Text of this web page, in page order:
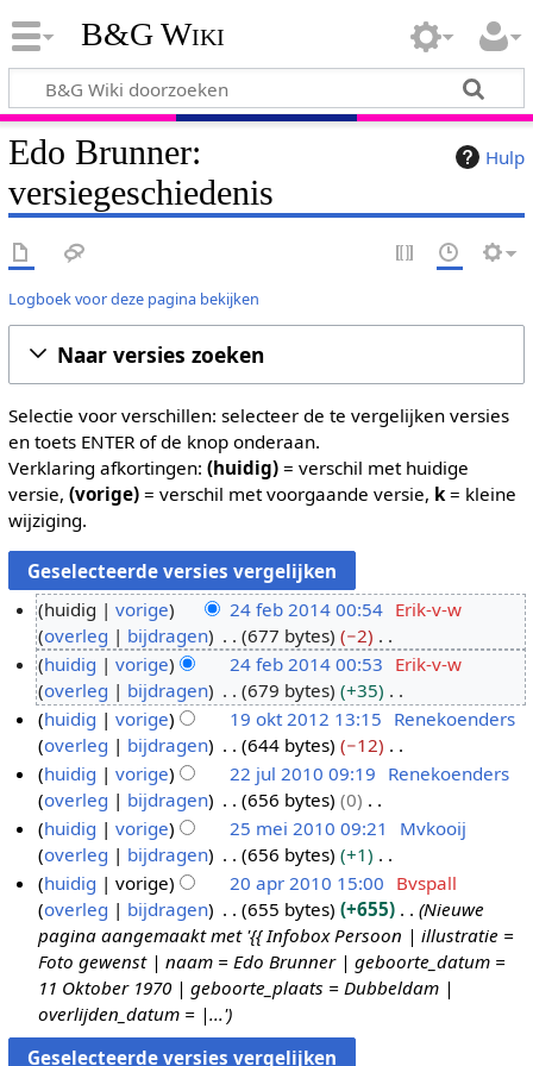
B&G Wiki
Hulp
Edo Brunner:
versiegeschiedenis
Logboek voor deze pagina bekijken
Naar versies zoeken
Selectie voor verschillen: selecteer de te vergelijken versies
en toets ENTER of de knop onderaan.
Verklaring afkortingen: (huidig)= verschil met huidige
versie, (vorige)= verschil met voorgaande versie, k= kleine
wijziging.
4
e
2
1
huidig vorige 24 feb 2014 00:54 Erik-v-w
overleg
bijdragen 677 bytes
−2
G
e
e
n
b
e
w
e
r
k
i
n
g
s
s
a
huidig vorige 24 feb 2014 00:53 Erik-v-w
overleg
bijdragen 679 bytes
+35
G
e
e
n
b
e
w
e
r
k
s
9
k
2
huidig vorige 19 okt 2012 13:15 Renekoenders
overleg
bijdragen 644 bytes
−12
G
e
e
n
b
e
w
e
r
k
i
n
2
u
huidig vorige 22 jul 2010 09:19 Renekoenders
overleg
bijdragen 656 bytes
0
G
e
e
n
b
e
w
e
r
k
5
huidig vorige 25 mei 2010 09:21
Mvkooij
overleg
bijdragen 656 bytes
+1
G
e
e
n
b
e
w
huidig vorige 20 apr 2010 15:00 Bvspall
overleg
bijdragen 655 bytes +655
Nieuwe
pagina aangemaakt met '{{ Infobox Persoon | illustratie =
Foto gewenst | naam = Edo Brunner | geboorte_datum =
11 Oktober 1970 | geboorte_plaats = Dubbeldam |
overlijden_datum = |...'